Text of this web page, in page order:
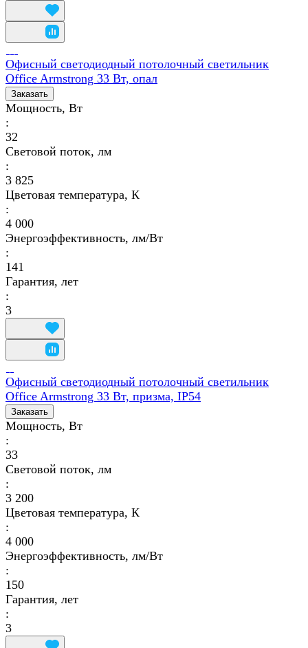
Офисный светодиодный потолочный светильник
Office Armstrong 33 Вт, опал
Заказать
Мощность, Вт
:
32
Световой поток, лм
:
3 825
Цветовая температура, К
:
4 000
Энергоэффективность, лм/Вт
:
141
Гарантия, лет
:
3
Офисный светодиодный потолочный светильник
Office Armstrong 33 Вт, призма, IP54
Заказать
Мощность, Вт
:
33
Световой поток, лм
:
3 200
Цветовая температура, К
:
4 000
Энергоэффективность, лм/Вт
:
150
Гарантия, лет
:
3